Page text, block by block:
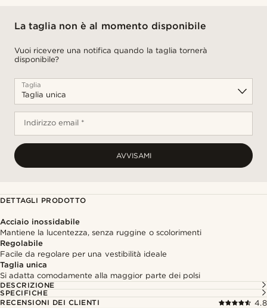
La taglia non è al momento disponibile
Vuoi ricevere una notifica quando la taglia tornerà
disponibile?
Taglia
Indirizzo email *
AVVISAMI
DETTAGLI PRODOTTO
Acciaio inossidabile
Mantiene la lucentezza, senza ruggine o scolorimenti
Regolabile
Facile da regolare per una vestibilità ideale
Taglia unica
Si adatta comodamente alla maggior parte dei polsi
DESCRIZIONE
SPECIFICHE
RECENSIONI DEI CLIENTI
4.8